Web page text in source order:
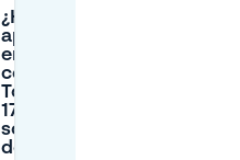
¿Hay
aparcamiento
en la calle
cerca de
Torenstraat
17 y cuáles
son las reglas
de las zonas?